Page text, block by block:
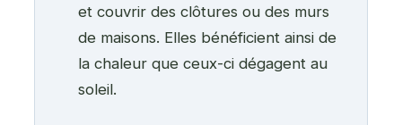
et couvrir des clôtures ou des murs
de maisons. Elles bénéficient ainsi de
la chaleur que ceux-ci dégagent au
soleil.